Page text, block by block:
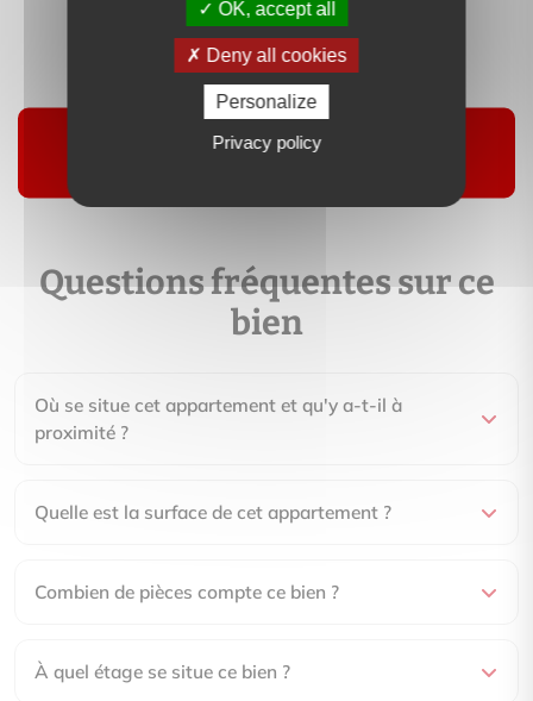
Contactez-moi
Suivre
Questions fréquentes sur ce
bien
Où se situe cet appartement et qu'y a-t-il à
proximité ?
Quelle est la surface de cet appartement ?
Combien de pièces compte ce bien ?
À quel étage se situe ce bien ?
OK, accept all
Deny all cookies
Personalize
Privacy policy